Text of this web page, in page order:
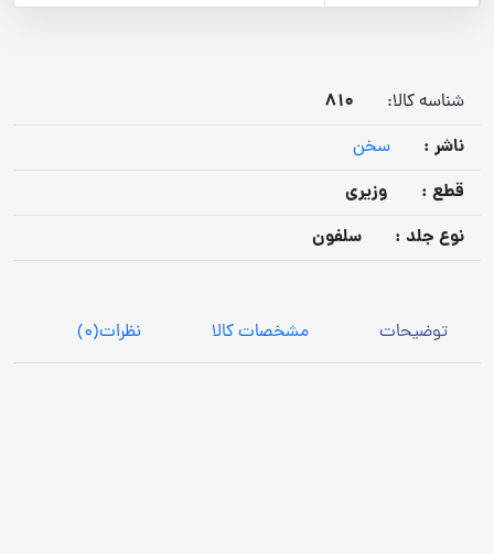
شناسه کالا:
810
ناشر :
سخن
قطع :
وزیری
نوع جلد :
سلفون
توضیحات مشخصات کالا نظرات(0)